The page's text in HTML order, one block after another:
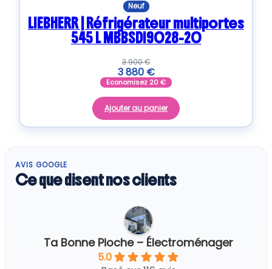
Neuf
LIEBHERR | Réfrigérateur multiportes
545 L MBBSDI9028-20
3 900€
3 880 €
Economisez 20€
Ajouter au panier
AVIS GOOGLE
Ce que disent nos clients
Ta Bonne Pioche – Électroménager
5.0